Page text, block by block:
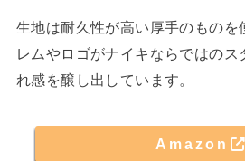
生地は耐久性が高い厚手のものを
レムやロゴがナイキならではのス
れ感を醸し出しています。
Amazon